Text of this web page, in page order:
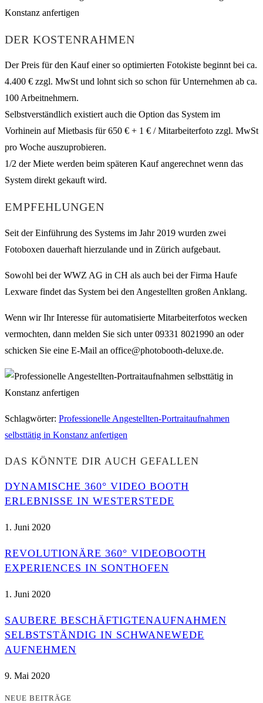
DER KOSTENRAHMEN
Der Preis für den Kauf einer so optimierten Fotokiste beginnt bei ca.
4.400 € zzgl. MwSt und lohnt sich so schon für Unternehmen ab ca.
100 Arbeitnehmern.
Selbstverständlich existiert auch die Option das System im
Vorhinein auf Mietbasis für 650 € + 1 € / Mitarbeiterfoto zzgl. MwSt
pro Woche auszuprobieren.
1/2 der Miete werden beim späteren Kauf angerechnet wenn das
System direkt gekauft wird.
EMPFEHLUNGEN
Seit der Einführung des Systems im Jahr 2019 wurden zwei
Fotoboxen dauerhaft hierzulande und in Zürich aufgebaut.
Sowohl bei der WWZ AG in CH als auch bei der Firma Haufe
Lexware findet das System bei den Angestellten großen Anklang.
Wenn wir Ihr Interesse für automatisierte Mitarbeiterfotos wecken
vermochten, dann melden Sie sich unter 09331 8021990 an oder
schicken Sie eine E-Mail an office@photobooth-deluxe.de.
Schlagwörter: Professionelle Angestellten-Portraitaufnahmen
selbsttätig in Konstanz anfertigen
DAS KÖNNTE DIR AUCH GEFALLEN
DYNAMISCHE 360° VIDEO BOOTH
ERLEBNISSE IN WESTERSTEDE
1. Juni 2020
REVOLUTIONÄRE 360° VIDEOBOOTH
EXPERIENCES IN SONTHOFEN
1. Juni 2020
SAUBERE BESCHÄFTIGTENAUFNAHMEN
SELBSTSTÄNDIG IN SCHWANEWEDE
AUFNEHMEN
9. Mai 2020
NEUE BEITRÄGE